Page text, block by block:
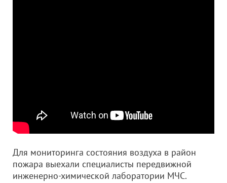
Для мониторинга состояния воздуха в район
пожара выехали специалисты передвижной
инженерно-химической лаборатории МЧС.